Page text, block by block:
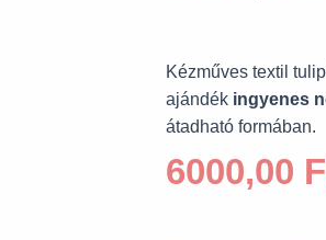
Kézműves textil
ajándék ingyenes
átadható formában.
6000,00
db/
mennyiség